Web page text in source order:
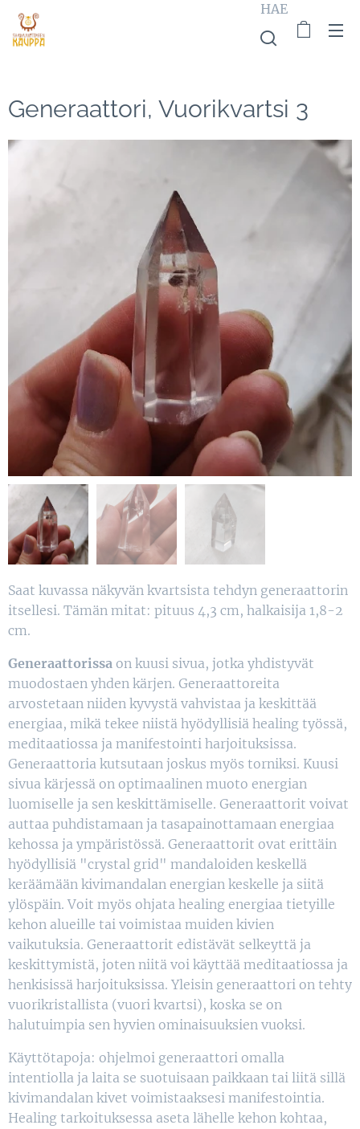
HAE
Generaattori, Vuorikvartsi 3
Saat kuvassa näkyvän kvartsista tehdyn generaattorin
itsellesi. Tämän mitat: pituus 4,3 cm, halkaisija 1,8-2
cm.
Generaattorissa on kuusi sivua, jotka yhdistyvät
muodostaen yhden kärjen. Generaattoreita
arvostetaan niiden kyvystä vahvistaa ja keskittää
energiaa, mikä tekee niistä hyödyllisiä healing työssä,
meditaatiossa ja manifestointi harjoituksissa.
Generaattoria kutsutaan joskus myös torniksi. Kuusi
sivua kärjessä on optimaalinen muoto energian
luomiselle ja sen keskittämiselle. Generaattorit voivat
auttaa puhdistamaan ja tasapainottamaan energiaa
kehossa ja ympäristössä. Generaattorit ovat erittäin
hyödyllisiä "crystal grid" mandaloiden keskellä
keräämään kivimandalan energian keskelle ja siitä
ylöspäin. Voit myös ohjata healing energiaa tietyille
kehon alueille tai voimistaa muiden kivien
vaikutuksia. Generaattorit edistävät selkeyttä ja
keskittymistä, joten niitä voi käyttää meditaatiossa ja
henkisissä harjoituksissa. Yleisin generaattori on tehty
vuorikristallista (vuori kvartsi), koska se on
halutuimpia sen hyvien ominaisuuksien vuoksi.
Käyttötapoja: ohjelmoi generaattori omalla
intentiolla ja laita se suotuisaan paikkaan tai liitä sillä
kivimandalan kivet voimistaaksesi manifestointia.
Healing tarkoituksessa aseta lähelle kehon kohtaa,